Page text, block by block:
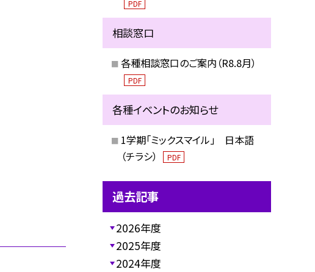
PDF
相談窓口
各種相談窓口のご案内（R8.8月）
PDF
各種イベントのお知らせ
1学期「ミックスマイル」 日本語
（チラシ）
PDF
過去記事
2026年度
2025年度
2024年度